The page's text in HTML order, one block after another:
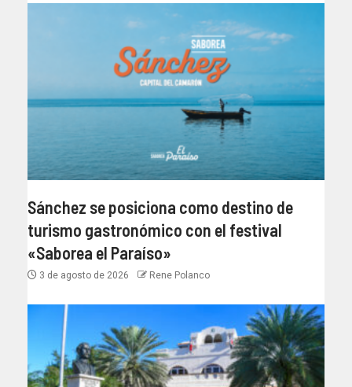
Sánchez se posiciona como destino de
turismo gastronómico con el festival
«Saborea el Paraíso»
3 de agosto de 2026 Rene Polanco